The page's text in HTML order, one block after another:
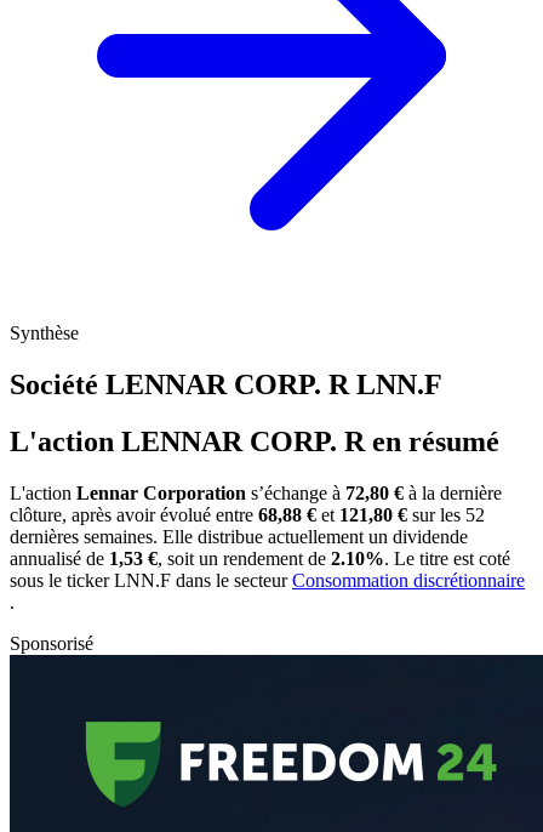
Synthèse
Société LENNAR CORP. R LNN.F
L'action LENNAR CORP. R en résumé
L'action Lennar Corporation s’échange à 72,80 € à la dernière
clôture, après avoir évolué entre 68,88 € et 121,80 € sur les 52
dernières semaines. Elle distribue actuellement un dividende
annualisé de 1,53 €, soit un rendement de 2.10%. Le titre est coté
sous le tickerLNN.F dans le secteurConsommation discrétionnaire
.
Sponsorisé